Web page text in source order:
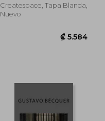
Createspace, Tapa Blanda,
Nuevo